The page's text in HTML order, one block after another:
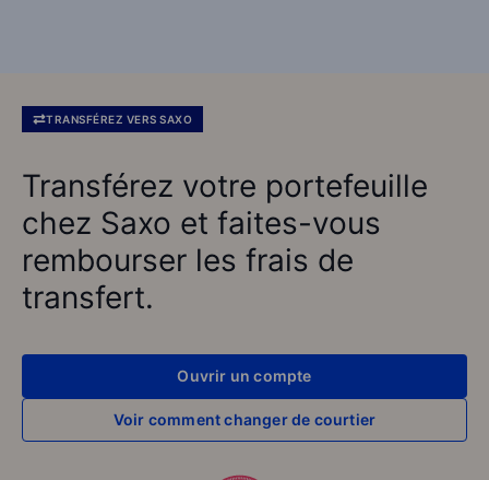
TRANSFÉREZ VERS SAXO
Transférez votre portefeuille
chez Saxo et faites-vous
rembourser les frais de
transfert.
Ouvrir un compte
Voir comment changer de courtier